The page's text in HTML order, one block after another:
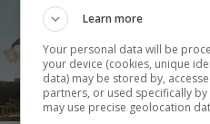
Learn more
Your personal data will be
your device (cookies, unique
data) may be stored by,
partners, or used specifically
may use precise geolocation